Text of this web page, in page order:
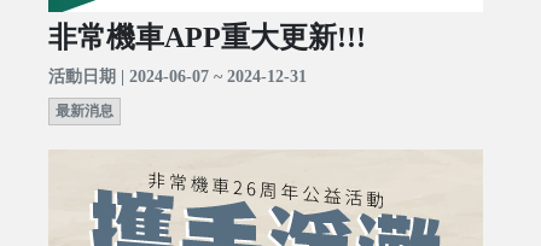
非常機車APP重大更新!!!
活動日期 | 2024-06-07 ~ 2024-12-31
最新消息